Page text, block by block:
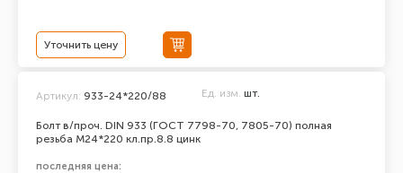
Уточнить цену
Болт в/проч. DIN 933 (ГОСТ 7798-70, 7805-70) полная
резьба М24*220 кл.пр.8.8 цинк
Артикул: 933-24*220/88 Ед. изм. шт.
последняя цена: